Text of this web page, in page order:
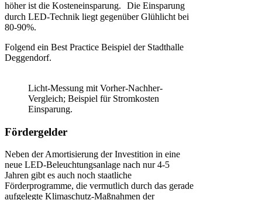
höher ist die Kosteneinsparung. Die Einsparung
durch LED-Technik liegt gegenüber Glühlicht bei
80-90%.
Folgend ein Best Practice Beispiel der Stadthalle
Deggendorf.
Licht-Messung mit Vorher-Nachher-
Vergleich; Beispiel für Stromkosten
Einsparung.
Fördergelder
Neben der Amortisierung der Investition in eine
neue LED-Beleuchtungsanlage nach nur 4-5
Jahren gibt es auch noch staatliche
Förderprogramme, die vermutlich durch das gerade
aufgelegte Klimaschutz-Maßnahmen der